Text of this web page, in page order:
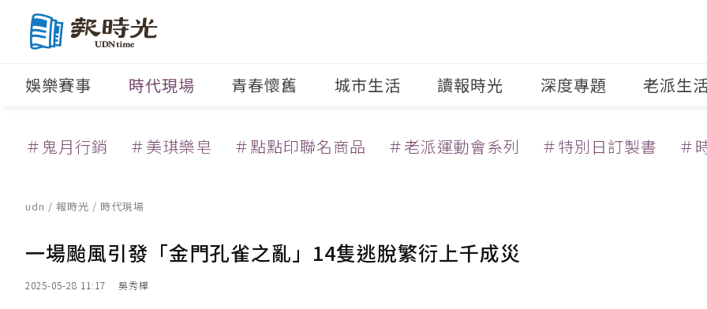
娛樂賽事 時代現場 青春懷舊 城市生活 讀報時光 深度專題 老派生
＃鬼月行銷 ＃美琪樂皂 ＃點點印聯名商品 ＃老派運動會系列 ＃特別日訂製書 ＃
udn / 報時光 / 時代現場
一場颱風引發「金門孔雀之亂」14隻逃脫繁衍上千成災
2025-05-28 11:17 吳秀樺